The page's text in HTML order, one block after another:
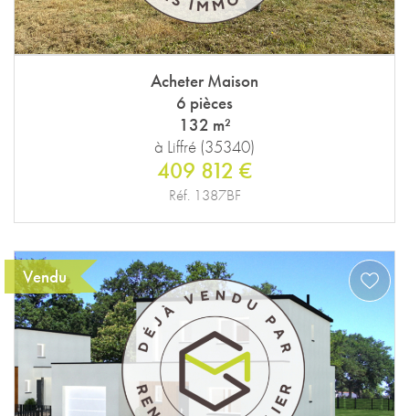
Acheter Maison
6 pièces
132 m²
à Liffré (35340)
409 812 €
Réf. 1387BF
Vendu